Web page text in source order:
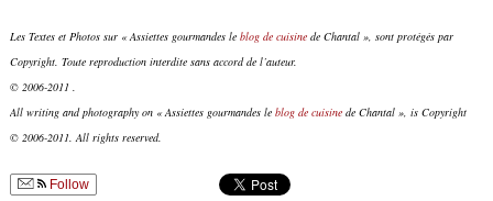
Les Textes et Photos sur « Assiettes gourmandes le blog de cuisinede Chantal », sont protégés par
Copyright. Toute reproduction interdite sans accord de l’auteur.
© 2006-2011 .
All writing and photography on « Assiettes gourmandes le blog de cuisinede Chantal », is Copyright
© 2006-2011. All rights reserved.
Follow